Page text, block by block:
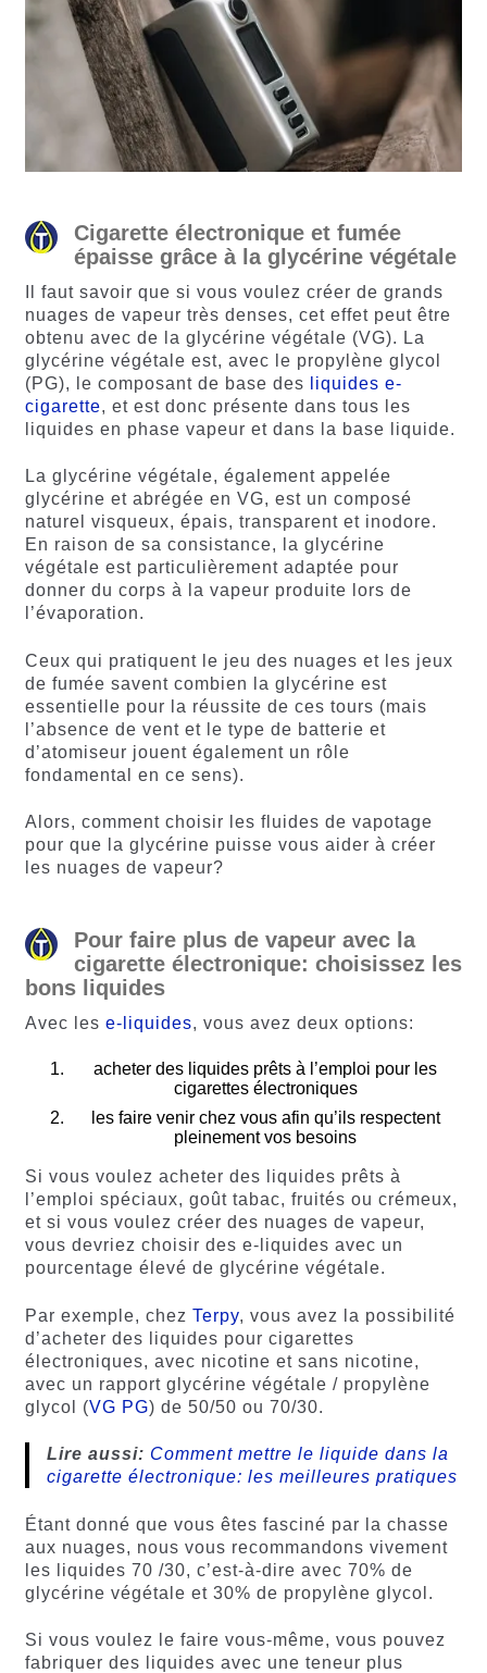
Cigarette électronique et fumée
épaisse grâce à la glycérine végétale
Il faut savoir que si vous voulez créer de grands
nuages de vapeur très denses, cet effet peut être
obtenu avec de la glycérine végétale (VG). La
glycérine végétale est, avec le propylène glycol
(PG), le composant de base des
liquides e-
cigarette, et est donc présente dans tous les
liquides en phase vapeur et dans la base liquide.
La glycérine végétale, également appelée
glycérine et abrégée en VG, est un composé
naturel visqueux, épais, transparent et inodore.
En raison de sa consistance, la glycérine
végétale est particulièrement adaptée pour
donner du corps à la vapeur produite lors de
l’évaporation.
Ceux qui pratiquent le jeu des nuages et les jeux
de fumée savent combien la glycérine est
essentielle pour la réussite de ces tours (mais
l’absence de vent et le type de batterie et
d’atomiseur jouent également un rôle
fondamental en ce sens).
Alors, comment choisir les fluides de vapotage
pour que la glycérine puisse vous aider à créer
les nuages de vapeur?
Pour faire plus de vapeur avec la
cigarette électronique: choisissez les
bons liquides
Avec les e-liquides, vous avez deux options:
acheter des liquides prêts à l’emploi pour les
cigarettes électroniques
les faire venir chez vous afin qu’ils respectent
pleinement vos besoins
Si vous voulez acheter des liquides prêts à
l’emploi spéciaux, goût tabac, fruités ou crémeux,
et si vous voulez créer des nuages de vapeur,
vous devriez choisir des e-liquides avec un
pourcentage élevé de glycérine végétale.
Par exemple, chez Terpy, vous avez la possibilité
d’acheter des liquides pour cigarettes
électroniques, avec nicotine et sans nicotine,
avec un rapport glycérine végétale / propylène
glycol (VG PG) de 50/50 ou 70/30.
Lire aussi: Comment mettre le liquide dans la
cigarette électronique: les meilleures pratiques
Étant donné que vous êtes fasciné par la chasse
aux nuages, nous vous recommandons vivement
les liquides 70 /30, c’est-à-dire avec 70% de
glycérine végétale et 30% de propylène glycol.
Si vous voulez le faire vous-même, vous pouvez
fabriquer des liquides avec une teneur plus